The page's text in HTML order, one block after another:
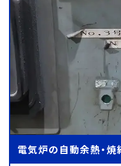
電気炉の自動余熱・